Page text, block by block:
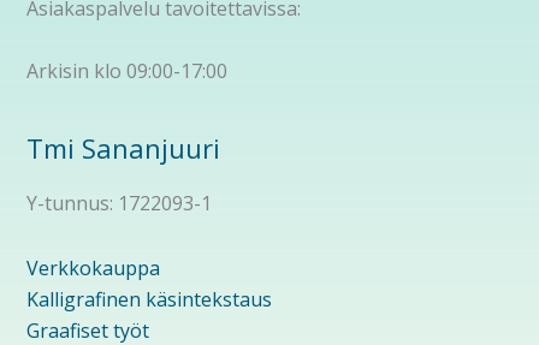
Asiakaspalvelu tavoitettavissa:
Arkisin klo 09:00-17:00
Tmi Sananjuuri
Y-tunnus: 1722093-1
Verkkokauppa
Kalligrafinen käsintekstaus
Graafiset työt